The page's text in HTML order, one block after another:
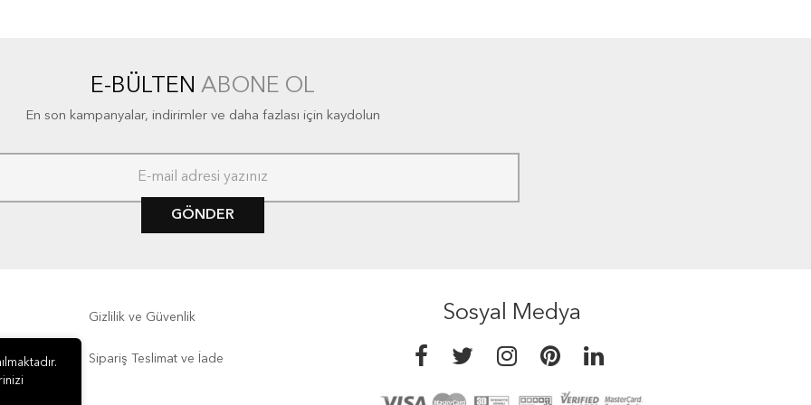
E-BÜLTEN ABONE OL
En son kampanyalar, indirimler ve daha fazlası için kaydolun
GÖNDER
Gizlilik ve Güvenlik
Sipariş Teslimat ve İade
Sosyal Medya